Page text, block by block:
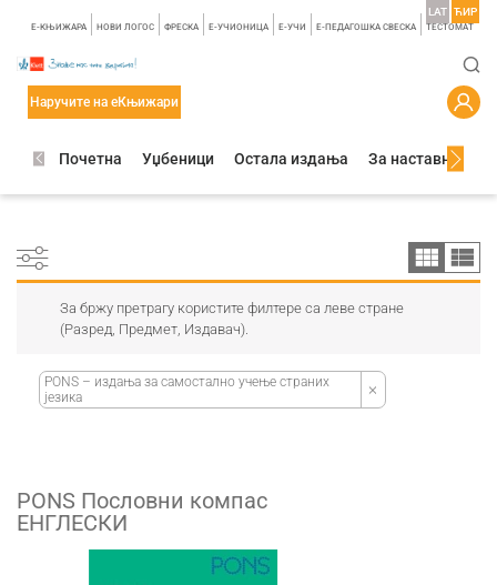
E-КЊИЖАРА НОВИ ЛОГОС ФРЕСКА E-УЧИОНИЦА E-УЧИ Е-ПЕДАГОШКА СВЕСКА TЕСТОМАТ
LAT ЋИР
Наручите на еКњижари
Почетна Уџбеници Остала издања За наставнике
За бржу претрагу користите филтере са леве стране
(Разред, Предмет, Издавач).
PONS – издања за самостално учење страних
језика
PONS Пословни компас
ЕНГЛЕСКИ